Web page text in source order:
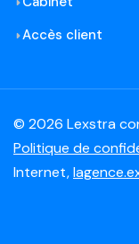
Accès client
© 2026 Lexstra
Politique de
Internet,